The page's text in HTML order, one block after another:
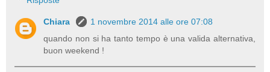
Chiara
1 novembre 2014 alle ore 07:08
quando non si ha tanto tempo è una valida alternativa,
buon weekend !